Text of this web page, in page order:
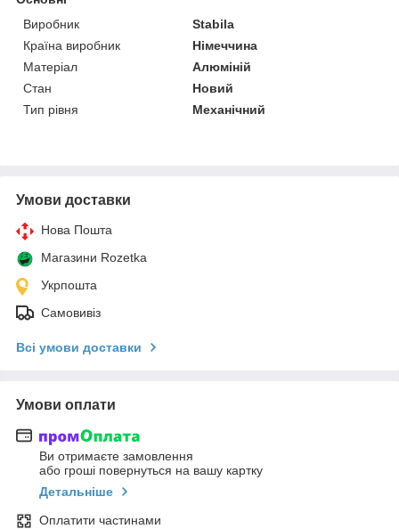
Виробник
Stabila
Країна виробник
Німеччина
Матеріал
Алюміній
Стан
Новий
Тип рівня
Механічний
Умови доставки
Нова Пошта
Магазини Rozetka
Укрпошта
Самовивіз
Всі умови доставки
Умови оплати
Ви отримаєте замовлення
або гроші повернуться на вашу картку
Детальніше
Оплатити частинами